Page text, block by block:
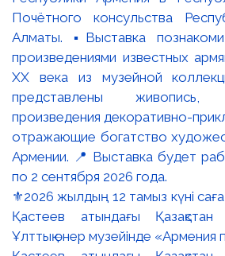
⚜️2026 жылдың 12 тамыз күні
Қастеев атындағы Қазақстан
Ұлттық өнер музейінде «Армения